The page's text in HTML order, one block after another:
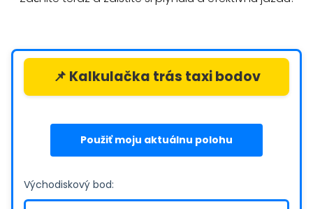
📌 Kalkulačka trás taxi bodov
Použiť moju aktuálnu polohu
Východiskový bod: